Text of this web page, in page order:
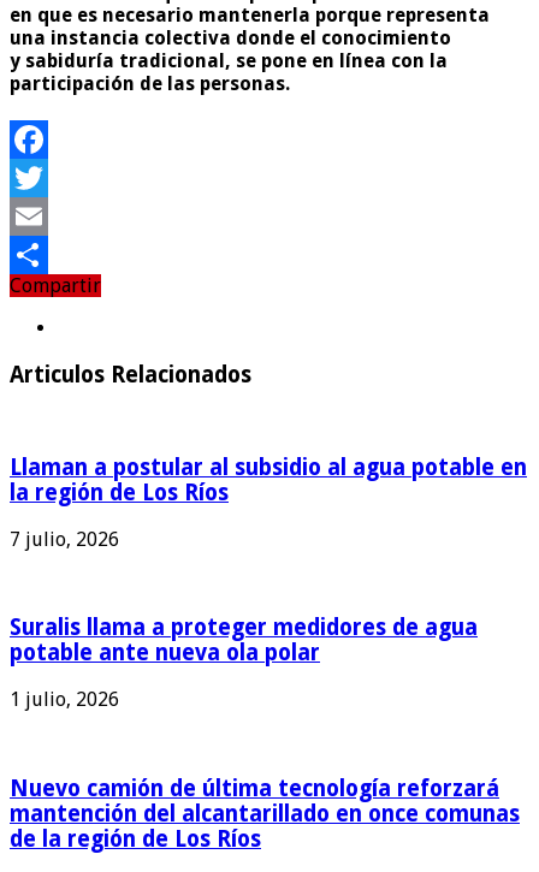
en que es necesario mantenerla porque representa
una instancia colectiva donde el conocimiento
y sabiduría tradicional, se pone en línea con la
participación de las personas.
Facebook
Twitter
Email
Compartir
Compartir
Articulos Relacionados
Llaman a postular al subsidio al agua potable en
la región de Los Ríos
7 julio, 2026
Suralis llama a proteger medidores de agua
potable ante nueva ola polar
1 julio, 2026
Nuevo camión de última tecnología reforzará
mantención del alcantarillado en once comunas
de la región de Los Ríos